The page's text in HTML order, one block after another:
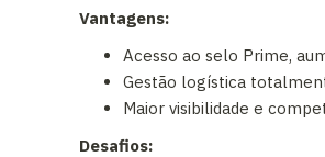
Vantagens:
Acesso ao selo Prime,
Gestão logística
Maior visibilidade e
Desafios: